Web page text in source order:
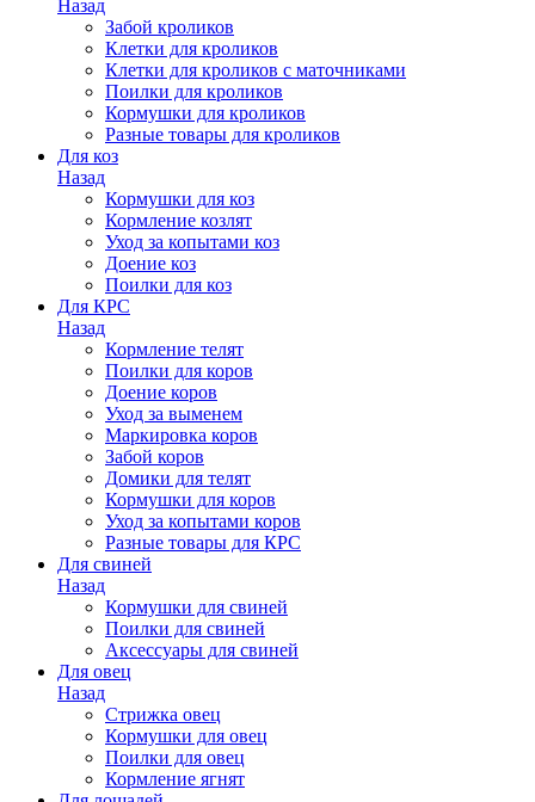
Назад
Забой кроликов
Клетки для кроликов
Клетки для кроликов с маточниками
Поилки для кроликов
Кормушки для кроликов
Разные товары для кроликов
Для коз
Назад
Кормушки для коз
Кормление козлят
Уход за копытами коз
Доение коз
Поилки для коз
Для КРС
Назад
Кормление телят
Поилки для коров
Доение коров
Уход за выменем
Маркировка коров
Забой коров
Домики для телят
Кормушки для коров
Уход за копытами коров
Разные товары для КРС
Для свиней
Назад
Кормушки для свиней
Поилки для свиней
Аксессуары для свиней
Для овец
Назад
Стрижка овец
Кормушки для овец
Поилки для овец
Кормление ягнят